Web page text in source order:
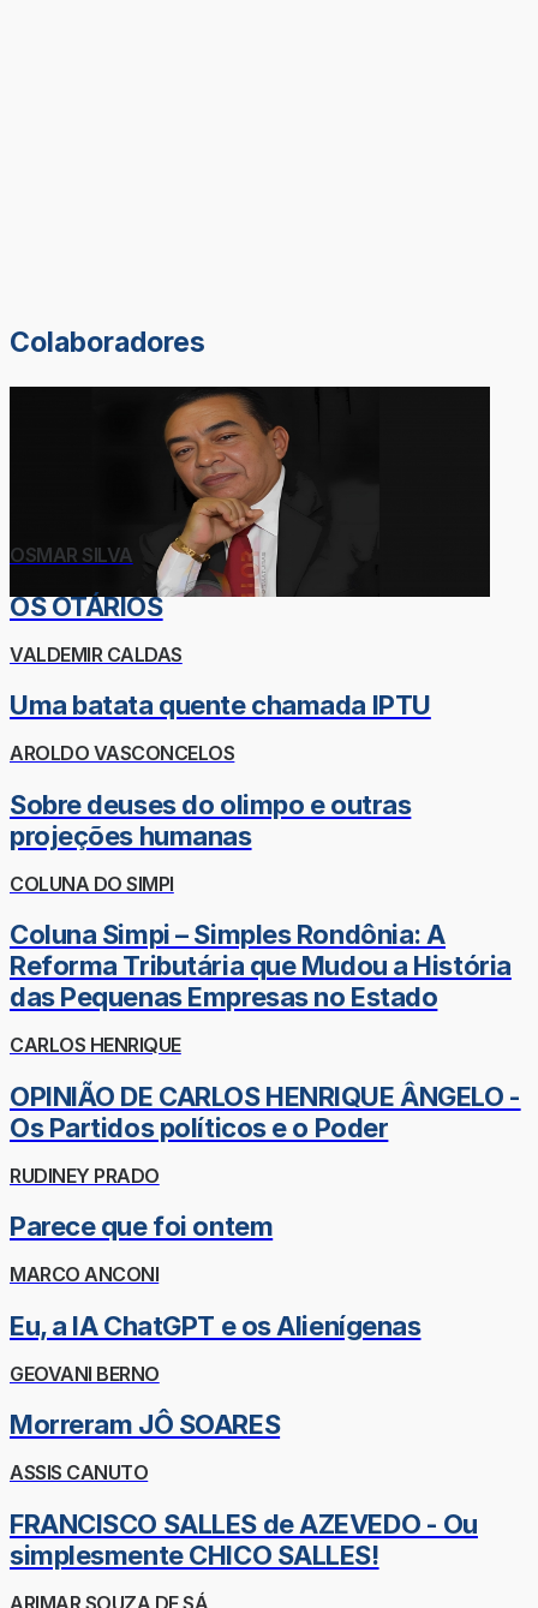
Colaboradores
OSMAR SILVA
OS OTÁRIOS
VALDEMIR CALDAS
Uma batata quente chamada IPTU
AROLDO VASCONCELOS
Sobre deuses do olimpo e outras
projeções humanas
COLUNA DO SIMPI
Coluna Simpi – Simples Rondônia: A
Reforma Tributária que Mudou a História
das Pequenas Empresas no Estado
CARLOS HENRIQUE
OPINIÃO DE CARLOS HENRIQUE ÂNGELO -
Os Partidos políticos e o Poder
RUDINEY PRADO
Parece que foi ontem
MARCO ANCONI
Eu, a IA ChatGPT e os Alienígenas
GEOVANI BERNO
Morreram JÔ SOARES
ASSIS CANUTO
FRANCISCO SALLES de AZEVEDO - Ou
simplesmente CHICO SALLES!
ARIMAR SOUZA DE SÁ